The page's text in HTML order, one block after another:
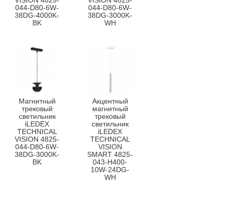
044-D80-6W-
38DG-4000K-
BK
044-D80-6W-
38DG-3000K-
WH
Магнитный
трековый
светильник
iLEDEX
TECHNICAL
VISION 4825-
044-D80-6W-
38DG-3000K-
BK
Акцентный
магнитный
трековый
светильник
iLEDEX
TECHNICAL
VISION
SMART 4825-
043-H400-
10W-24DG-
WH